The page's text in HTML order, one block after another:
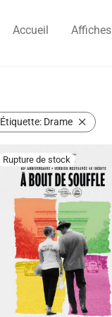
Accueil Affiches
Étiquette: Drame